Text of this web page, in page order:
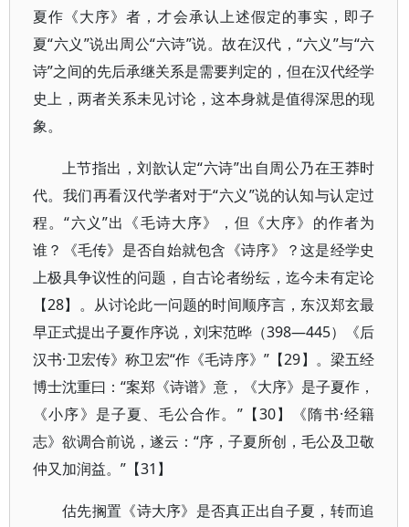
夏作《大序》者，才会承认上述假定的事实，即子
夏“六义”说出周公“六诗”说。故在汉代，“六义”与“六
诗”之间的先后承继关系是需要判定的，但在汉代经学
史上，两者关系未见讨论，这本身就是值得深思的现
象。
上节指出，刘歆认定“六诗”出自周公乃在王莽时
代。我们再看汉代学者对于“六义”说的认知与认定过
程。“六义”出《毛诗大序》，但《大序》的作者为
谁？《毛传》是否自始就包含《诗序》？这是经学史
上极具争议性的问题，自古论者纷纭，迄今未有定论
【28】。从讨论此一问题的时间顺序言，东汉郑玄最
早正式提出子夏作序说，刘宋范晔（398—445）《后
汉书·卫宏传》称卫宏“作《毛诗序》”【29】。梁五经
博士沈重曰：“案郑《诗谱》意，《大序》是子夏作，
《小序》是子夏、毛公合作。”【30】《隋书·经籍
志》欲调合前说，遂云：“序，子夏所创，毛公及卫敬
仲又加润益。”【31】
估先搁置《诗大序》是否真正出自子夏，转而追